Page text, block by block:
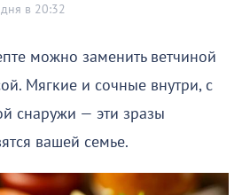
в 20:32
можно заменить ветчиной
Мягкие и сочные внутри, с
снаружи — эти зразы
вашей семье.